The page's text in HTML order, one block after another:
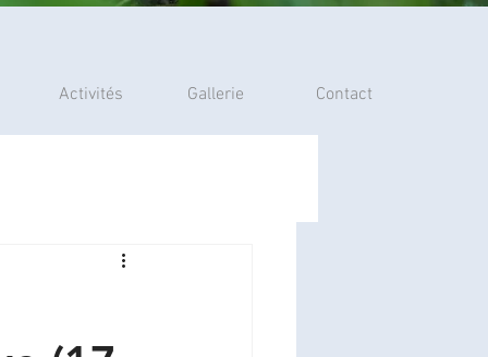
Activités Gallerie Contact